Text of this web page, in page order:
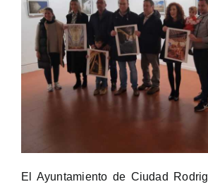
El Ayuntamiento de Ciudad